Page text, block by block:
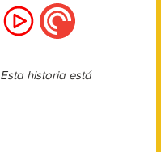
Esta historia está